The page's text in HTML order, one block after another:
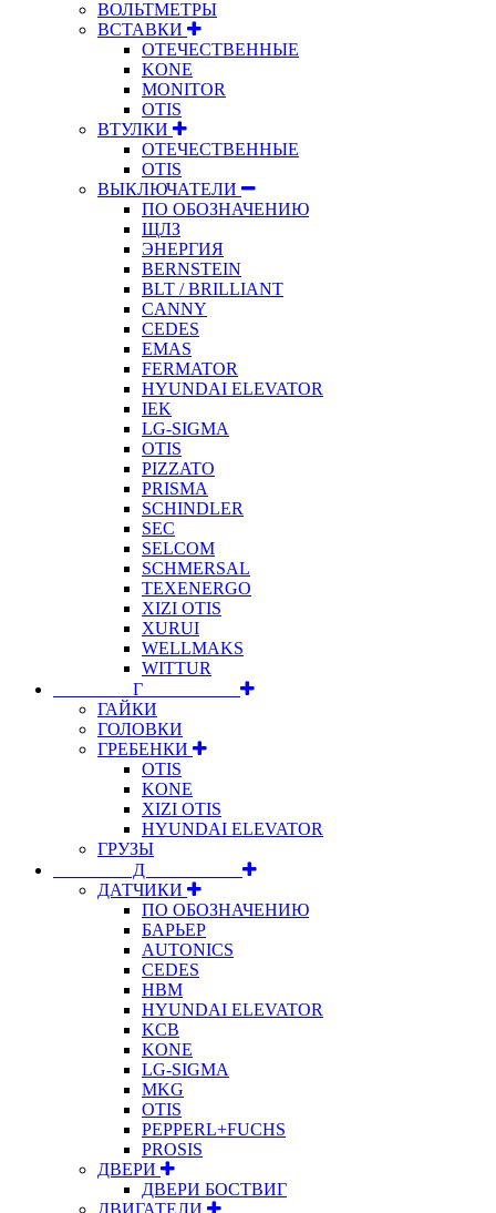
ВОЛЬТМЕТРЫ
ВСТАВКИ
ОТЕЧЕСТВЕННЫЕ
KONE
MONITOR
OTIS
ВТУЛКИ
ОТЕЧЕСТВЕННЫЕ
OTIS
ВЫКЛЮЧАТЕЛИ
ПО ОБОЗНАЧЕНИЮ
ЩЛЗ
ЭНЕРГИЯ
BERNSTEIN
BLT / BRILLIANT
CANNY
CEDES
EMAS
FERMATOR
HYUNDAI ELEVATOR
IEK
LG-SIGMA
OTIS
PIZZATO
PRISMA
SCHINDLER
SEC
SELCOM
SCHMERSAL
TEXENERGO
XIZI OTIS
XURUI
WELLMAKS
WITTUR
⠀⠀⠀⠀⠀⠀Г⠀⠀⠀⠀⠀⠀⠀
ГАЙКИ
ГОЛОВКИ
ГРЕБЕНКИ
OTIS
KONE
XIZI OTIS
HYUNDAI ELEVATOR
ГРУЗЫ
⠀⠀⠀⠀⠀⠀Д⠀⠀⠀⠀⠀⠀⠀
ДАТЧИКИ
ПО ОБОЗНАЧЕНИЮ
БАРЬЕР
AUTONICS
CEDES
HBM
HYUNDAI ELEVATOR
KCB
KONE
LG-SIGMA
MKG
OTIS
PEPPERL+FUCHS
PROSIS
ДВЕРИ
ДВЕРИ БОСТВИГ
ДВИГАТЕЛИ